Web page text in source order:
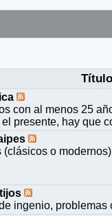
Título
con al menos 25
presente, hay que
o
ingenio,